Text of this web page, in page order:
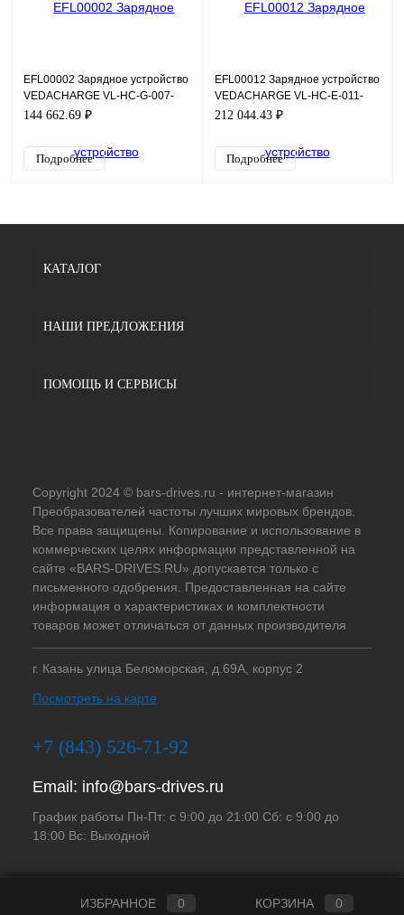
EFL00002 Зарядное устройство
VEDACHARGE VL-HC-G-007-
G01-032-S2-RFID
144 662.69 ₽
Подробнее
EFL00012 Зарядное устройство
VEDACHARGE VL-HC-E-011-
G01-016-T4-CU
212 044.43 ₽
Подробнее
КАТАЛОГ
НАШИ ПРЕДЛОЖЕНИЯ
ПОМОЩЬ И СЕРВИСЫ
Copyright 2024 © bars-drives.ru - интернет-магазин
Преобразователей частоты лучших мировых брендов.
Все права защищены. Копирование и использование в
коммерческих целях информации представленной на
сайте «BARS-DRIVES.RU» допускается только с
письменного одобрения. Предоставленная на сайте
информация о характеристиках и комплектности
товаров может отличаться от данных производителя
г. Казань улица Беломорская, д.69А, корпус 2
Посмотреть на карте
+7 (843) 526-71-92
Email: info@bars-drives.ru
График работы Пн-Пт: с 9:00 до 21:00 Сб: с 9:00 до
18:00 Вс: Выходной
ИЗБРАННОЕ 0 КОРЗИНА 0